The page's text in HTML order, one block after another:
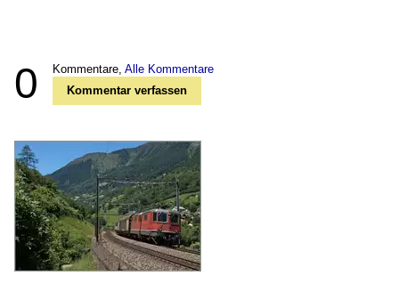
0 Kommentare, Alle Kommentare
Kommentar verfassen